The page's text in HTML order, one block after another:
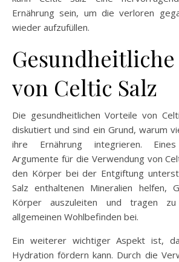
Ernährung sein, um die verloren
wieder aufzufüllen.
von Celtic Salz
Die gesundheitlichen Vorteile von
diskutiert und sind ein Grund, warum
ihre Ernährung integrieren.
Argumente für die Verwendung von
den Körper bei der Entgiftung
Salz enthaltenen Mineralien helfen,
Körper auszuleiten und tragen
allgemeinen Wohlbefinden bei.
Ein weiterer wichtiger Aspekt ist,
Hydration fördern kann. Durch die